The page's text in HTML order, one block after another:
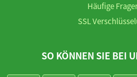
Häufige
SSL
SO KÖNNEN SIE BEI